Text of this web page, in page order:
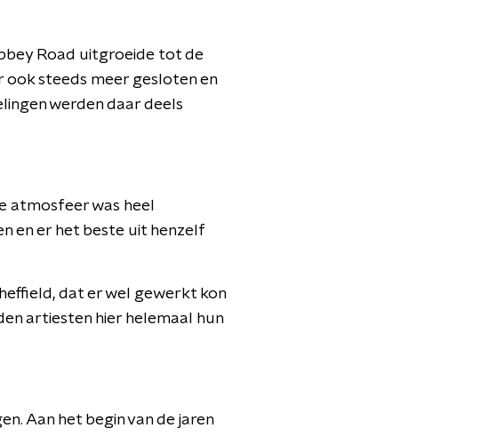
Road uitgroeide tot de
ook steeds meer gesloten en
werden daar deels
atmosfeer was heel
en er het beste uit henzelf
dat er wel gewerkt kon
artiesten hier helemaal hun
Aan het begin van de jaren